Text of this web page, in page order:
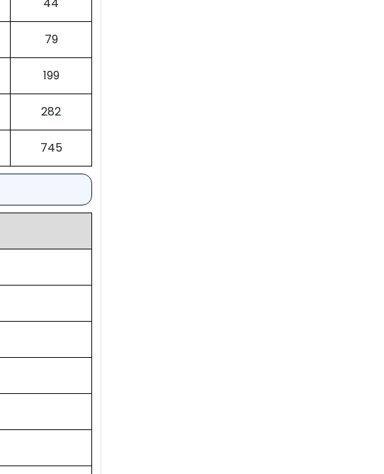
79
199
282
745